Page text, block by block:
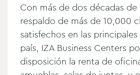
Con más de dos décadas
respaldo de más de 10,000
satisfechos en las
país, IZA Business Centers
disposición la renta de